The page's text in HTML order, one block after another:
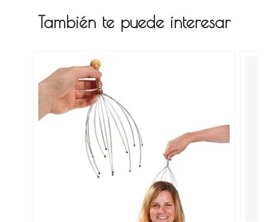
También te puede interesar